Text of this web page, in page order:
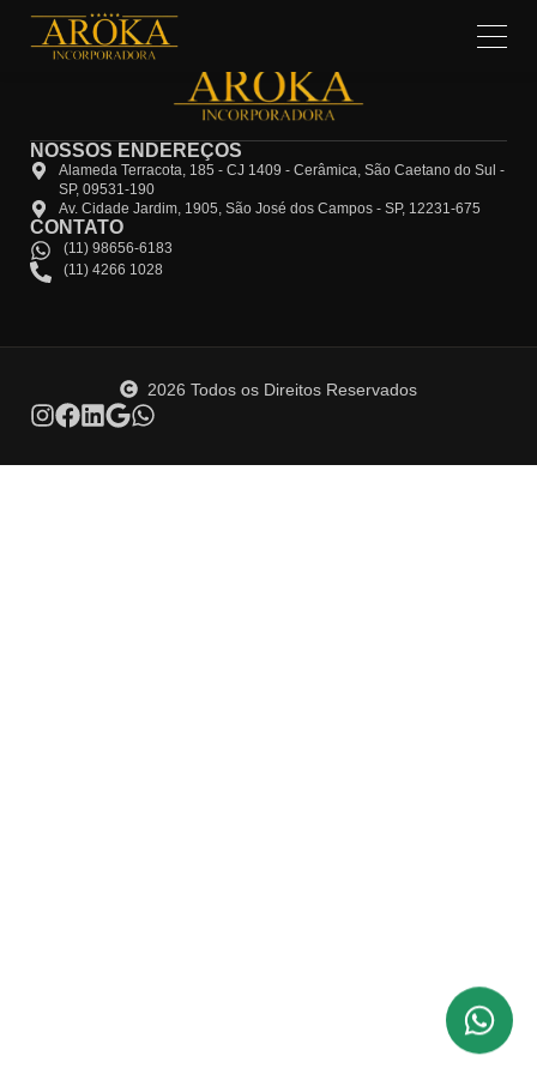
NOSSOS ENDEREÇOS
Alameda Terracota, 185 - CJ 1409 - Cerâmica, São Caetano do Sul -
SP, 09531-190
Av. Cidade Jardim, 1905, São José dos Campos - SP, 12231-675
CONTATO
(11) 98656-6183
(11) 4266 1028
2026 Todos os Direitos Reservados